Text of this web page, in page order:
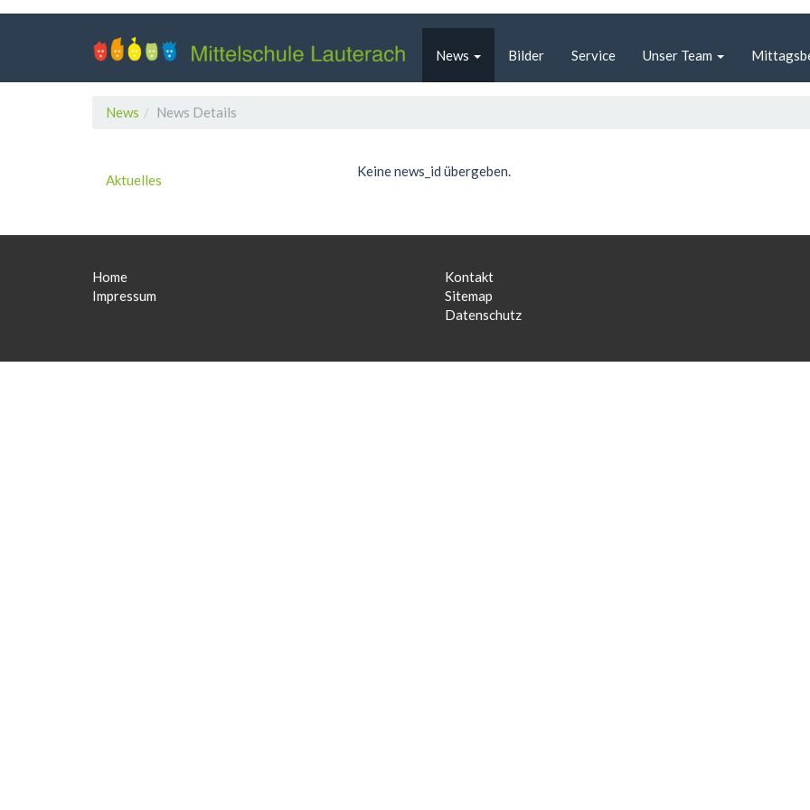
News Bilder Service Unser Team
News News Details
Aktuelles
Keine news_id übergeben.
Home
Impressum
Kontakt
Sitemap
Datenschutz